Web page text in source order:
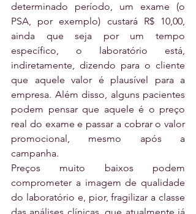
determinado período, um exame (o
PSA, por exemplo) custará R$ 10,00,
ainda que seja por um tempo
específico, o laboratório está,
indiretamente, dizendo para o cliente
que aquele valor é plausível para a
empresa. Além disso, alguns pacientes
podem pensar que aquele é o preço
real do exame e passar a cobrar o valor
promocional, mesmo após a
campanha.
Preços muito baixos podem
comprometer a imagem de qualidade
do laboratório e, pior, fragilizar a classe